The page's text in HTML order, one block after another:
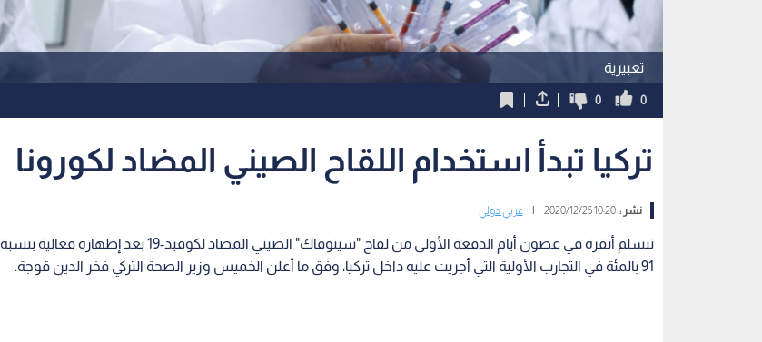
تعبيرية
0
0
تركيا تبدأ استخدام اللقاح الصيني المضاد لكورونا
نشر :10:20 2020/12/25 عربي دولي
تتسلم أنقرة في غضون أيام الدفعة الأولى من لقاح "سينوفاك" الصيني المضاد لكوفيد-19 بعد إظهاره فعالية بنسبة
91 بالمئة في التجارب الأولية التي أجريت عليه داخل تركيا، وفق ما أعلن الخميس وزير الصحة التركي فخر الدين قوجة.